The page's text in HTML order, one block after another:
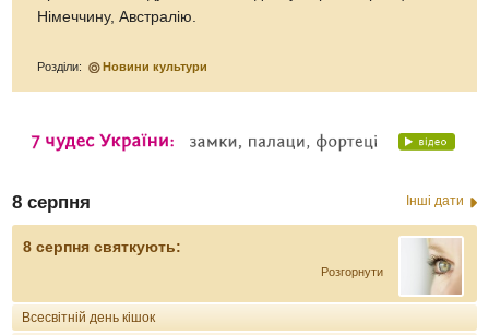
Німеччину, Австралію.
Розділи: Новини культури
8 серпня Інші дати
8 серпня святкують:
Розгорнути
Всесвітній день кішок